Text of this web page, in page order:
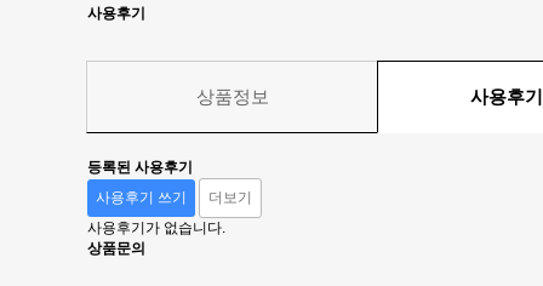
사용후기
상품정보 사용후기
등록된 사용후기
사용후기 쓰기
더보기
사용후기가 없습니다.
상품문의